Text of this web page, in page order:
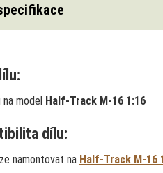
na model Half-Track M-16 1:16
dílu:
namontovat na Half-Track M-16